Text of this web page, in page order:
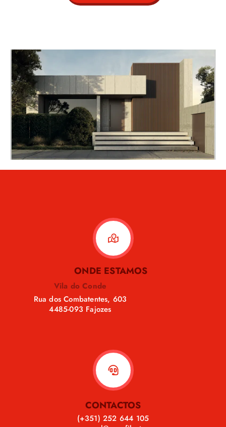
ONDE ESTAMOS
Vila do Conde
Rua dos Combatentes, 603
4485-093 Fajozes
CONTACTOS
(+351) 252 644 105